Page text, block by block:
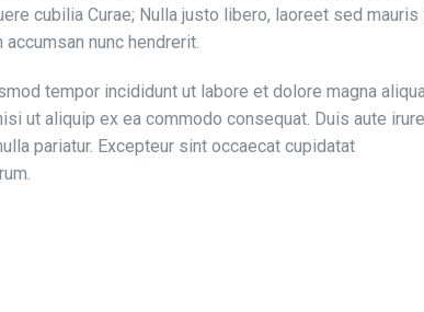
cubilia Curae; Nulla justo libero, laoreet sed mauris
nunc hendrerit.
tempor incididunt ut labore et dolore magna
ut aliquip ex ea commodo consequat. Duis aute irure
pariatur. Excepteur sint occaecat cupidatat